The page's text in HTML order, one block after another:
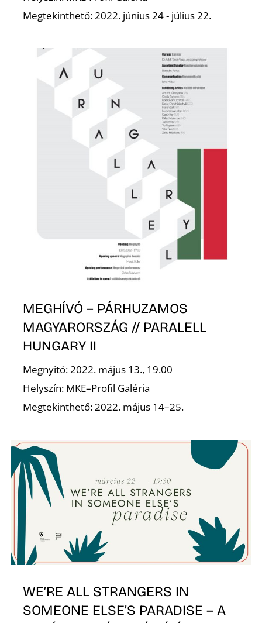
Megtekinthető: 2022. június 24 - július 22.
MEGHÍVÓ – PÁRHUZAMOS
MAGYARORSZÁG // PARALELL
HUNGARY II
Megnyitó: 2022. május 13., 19.00
Helyszín: MKE–Profil Galéria
Megtekinthető: 2022. május 14–25.
WE’RE ALL STRANGERS IN
SOMEONE ELSE’S PARADISE – A